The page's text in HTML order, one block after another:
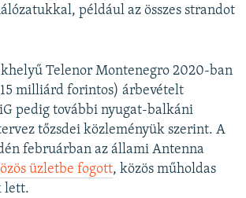
például az összes strandot
Telenor Montenegro 2020-ban
milliárd forintos) árbevételt
pedig további nyugat-balkáni
tőzsdei közleményük szerint. A
februárban az állami Antenna
üzletbe fogott, közös műholdas
lett.